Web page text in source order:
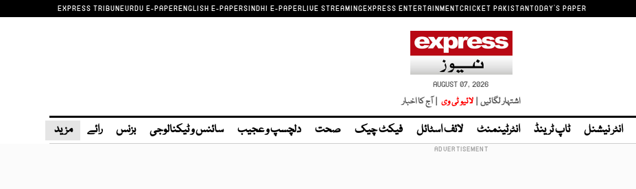
EXPRESS TRIBUNEURDU E-PAPERENGLISH E-PAPERSINDHI E-PAPERLIVE STREAMINGEXPRESS ENTERTAINMENTCRICKET PAKISTANTODAY'S PAPER
AUGUST 07, 2026
اشتہار لگائیں | لائیو ٹی وی | آج کا اخبار
انٹر نیشنل ٹاپ ٹرینڈ انٹرٹینمنٹ لائف اسٹائل فیکٹ چیک صحت دلچسپ و عجیب سائنس و ٹیکنالوجی بزنس رائے مزید